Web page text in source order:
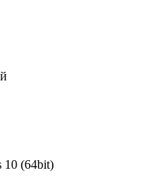
10 (64bit)